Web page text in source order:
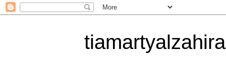
tiamartyalzahira